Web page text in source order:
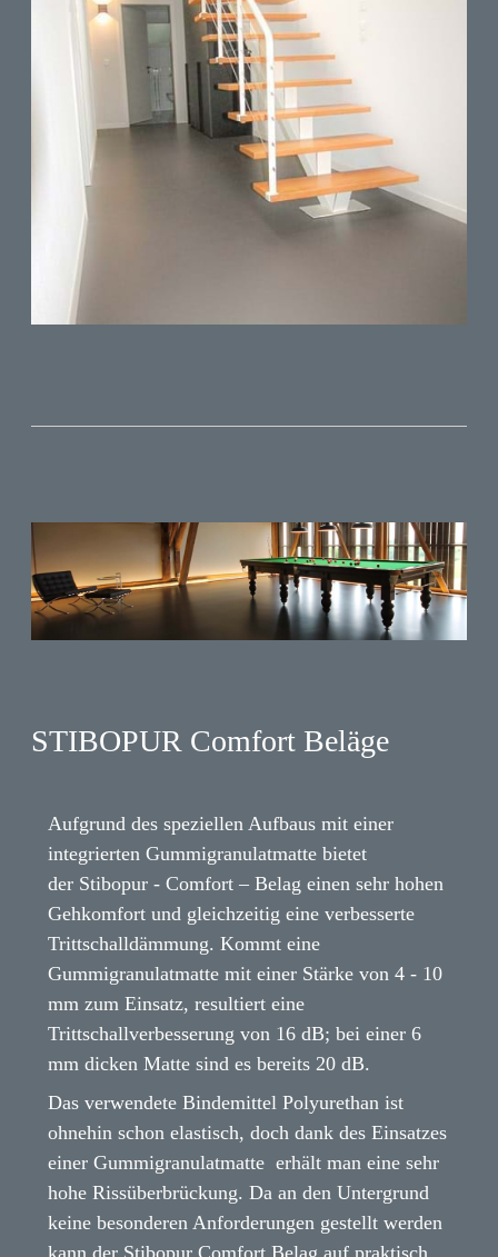
STIBOPUR Comfort Beläge
Aufgrund des speziellen Aufbaus mit einer
integrierten Gummigranulatmatte bietet
der Stibopur - Comfort – Belag einen sehr hohen
Gehkomfort und gleichzeitig eine verbesserte
Trittschalldämmung. Kommt eine
Gummigranulatmatte mit einer Stärke von 4 - 10
mm zum Einsatz, resultiert eine
Trittschallverbesserung von 16 dB; bei einer 6
mm dicken Matte sind es bereits 20 dB.
Das verwendete Bindemittel Polyurethan ist
ohnehin schon elastisch, doch dank des Einsatzes
einer Gummigranulatmatte erhält man eine sehr
hohe Rissüberbrückung. Da an den Untergrund
keine besonderen Anforderungen gestellt werden